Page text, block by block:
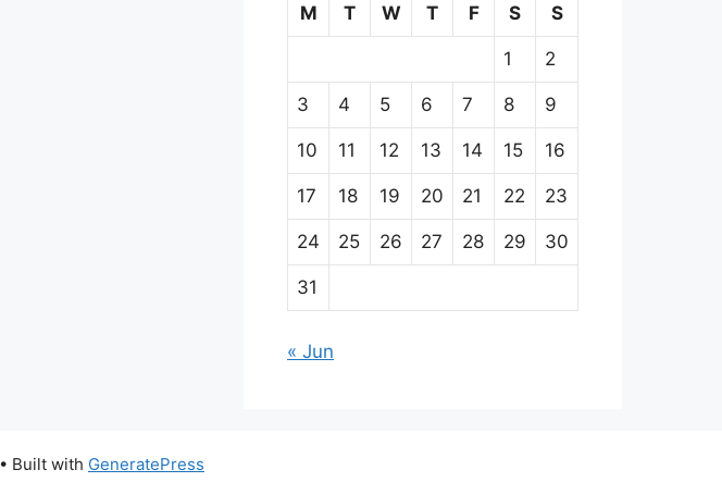
M
T W T F S S
1 2
3 4 5 6 7 8 9
10 11 12 13 14 15 16
17 18 19 20 21 22 23
24 25 26 27 28 29 30
31
« Jun
• Built with GeneratePress